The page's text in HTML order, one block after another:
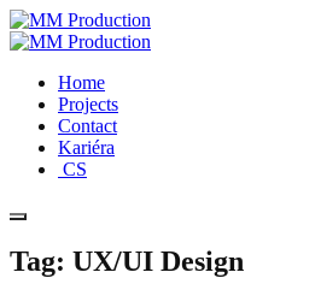
Home
Projects
Contact
Kariéra
CS
Tag: UX/UI Design